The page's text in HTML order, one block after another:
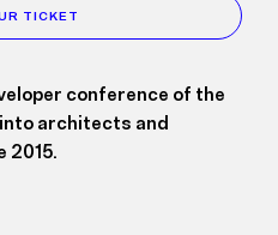
TICKET
conference of the
architects and
2015.